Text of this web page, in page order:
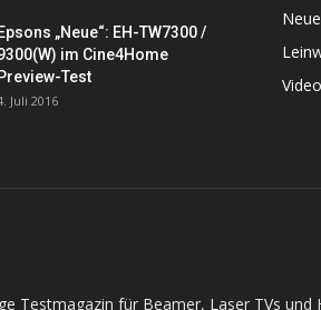
Epsons „Neue“: EH-TW7300 /
im Cine4Home
Preview-Test
Juli 2016
Testmagazin für Beamer, Laser TVs